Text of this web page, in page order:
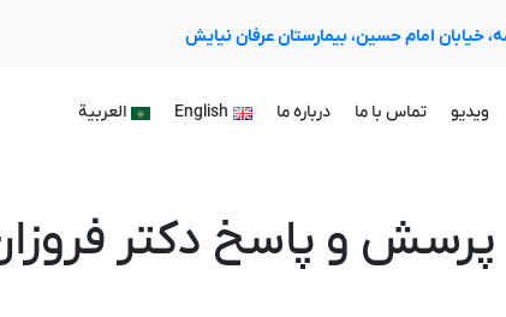
خیابان امام حسین، بیمارستان عرفان نیایش
ویدیو تماس با ما درباره ما English العربية
پرسش و پاسخ دکتر